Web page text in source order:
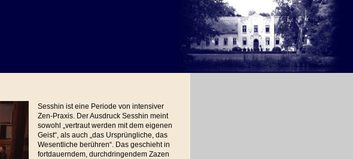
Sesshin ist eine Periode von intensiver
Zen-Praxis. Der Ausdruck Sesshin meint
sowohl „vertraut werden mit dem eigenen
Geist“, als auch „das Ursprüngliche, das
Wesentliche berühren“. Das geschieht in
fortdauerndem, durchdringendem Zazen